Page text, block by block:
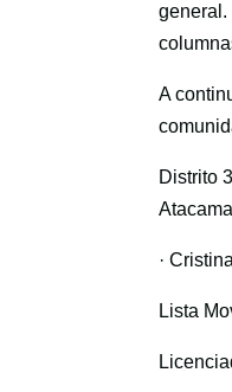
general.
A
Distrito
·
Lista